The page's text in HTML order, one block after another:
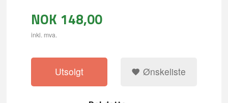
NOK 148,00
inkl. mva.
Utsolgt Ønskeliste